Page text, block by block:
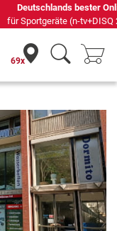
Shop
2024)
69x